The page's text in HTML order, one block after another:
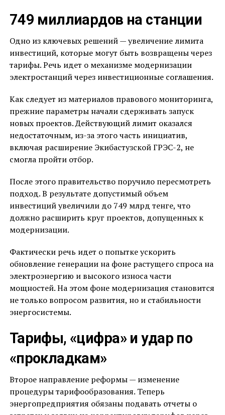
749 миллиардов на станции
Одно из ключевых решений — увеличение лимита
инвестиций, которые могут быть возвращены через
тарифы. Речь идет о механизме модернизации
электростанций через инвестиционные соглашения.
Как следует из материалов правового мониторинга,
прежние параметры начали сдерживать запуск
новых проектов. Действующий лимит оказался
недостаточным, из-за этого часть инициатив,
включая расширение Экибастузской ГРЭС-2, не
смогла пройти отбор.
После этого правительство поручило пересмотреть
подход. В результате допустимый объем
инвестиций увеличили до 749 млрд тенге, что
должно расширить круг проектов, допущенных к
модернизации.
Фактически речь идет о попытке ускорить
обновление генерации на фоне растущего спроса на
электроэнергию и высокого износа части
мощностей. На этом фоне модернизация становится
не только вопросом развития, но и стабильности
энергосистемы.
Тарифы, «цифра» и удар по
«прокладкам»
Второе направление реформы — изменение
процедуры тарифообразования. Теперь
энергопредприятия обязаны подавать отчеты о